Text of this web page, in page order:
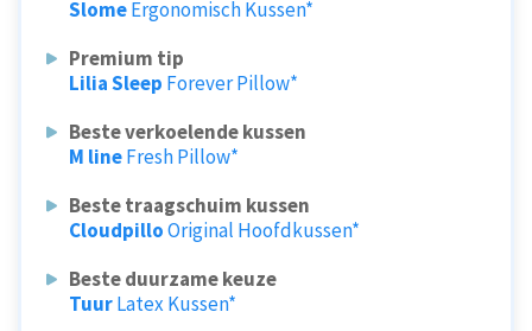
SlomeErgonomisch Kussen*
Premium tip
Lilia Sleep Forever Pillow*
Beste verkoelende kussen
M lineFresh Pillow*
Beste traagschuim kussen
CloudpilloOriginal Hoofdkussen*
Beste duurzame keuze
TuurLatex Kussen*